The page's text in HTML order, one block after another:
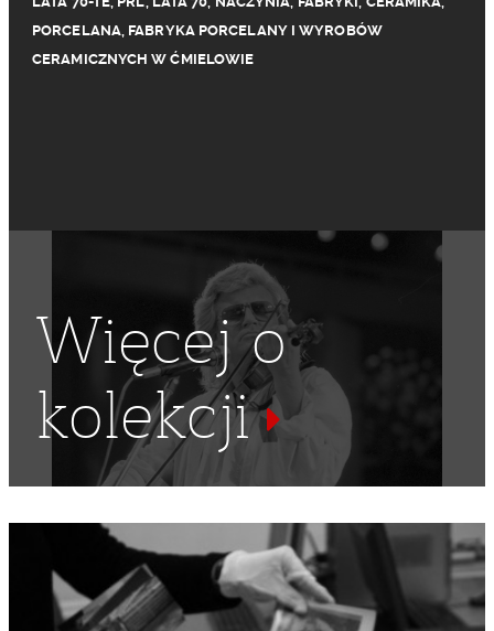
PORCELANA, FABRYKA PORCELANY I WYROBÓW
CERAMICZNYCH W ĆMIELOWIE
Więcej o
kolekcji